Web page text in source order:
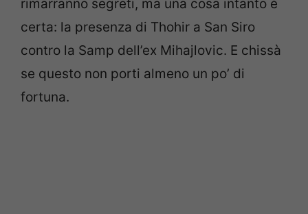
rimarranno segreti, ma una cosa intanto è
certa: la presenza di Thohir a San Siro
contro la Samp dell’ex Mihajlovic. E chissà
se questo non porti almeno un po’ di
fortuna.